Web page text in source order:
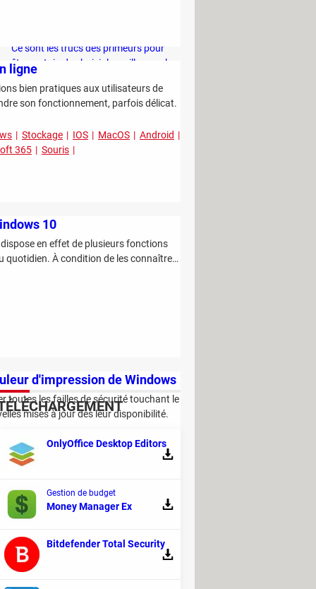
ligne
bien pratiques aux utilisateurs de
son fonctionnement, parfois délicat.
Stockage IOS MacOS
Android
365 Souris
10
en effet de plusieurs fonctions
quotidien. À condition de les connaître…
d'impression de Windows
toutes les failles de sécurité touchant le
mises à jour dès leur disponibilité.
Raccourci clavier Mot de passe
2021, sera plus exigeant que
un PC compatible avec la mise
Ce sont les trucs des primeurs pour
être certain de choisir le meilleur melon
en rayon
Vous risquez 1500 euros d'amende si
Project Panama : cette entreprise
détruit des millions de livres pour
OnlyOffice Desktop Editors
Gestion de budget
Money Manager Ex
Bitdefender Total Security